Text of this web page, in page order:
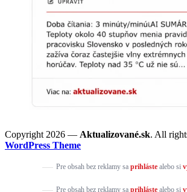
Copyright 2026 — Aktualizované.sk. All
WordPress Theme
Pre obsah bez reklamy sa prihlástealebo si